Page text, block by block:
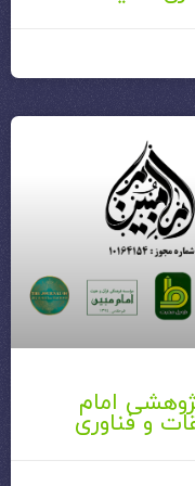
امام
و فناوری